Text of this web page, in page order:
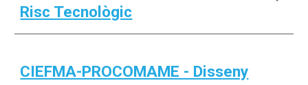
Risc Tecnològic
CIEFMA-PROCOMAME - Disseny